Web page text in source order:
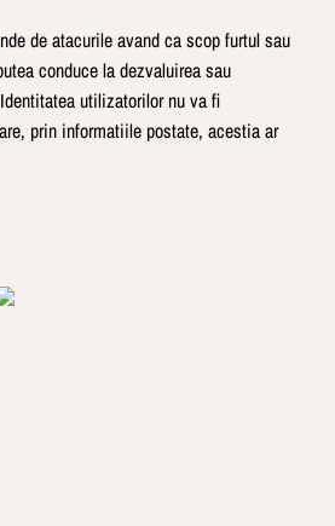
de atacurile avand ca scop furtul sau
conduce la dezvaluirea sau
utilizatorilor nu va fi
prin informatiile postate, acestia ar